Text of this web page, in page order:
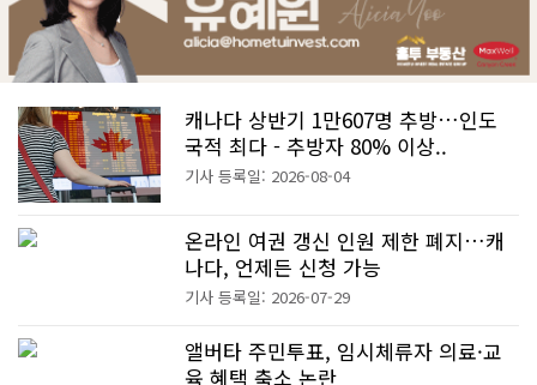
캐나다 상반기 1만607명 추방…인도
국적 최다 - 추방자 80% 이상..
기사 등록일: 2026-08-04
온라인 여권 갱신 인원 제한 폐지…캐
나다, 언제든 신청 가능
기사 등록일: 2026-07-29
앨버타 주민투표, 임시체류자 의료·교
육 혜택 축소 논란